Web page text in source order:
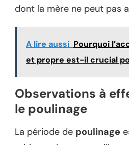
dont la mère ne peut pas
A lire aussi Pourquoi
et propre est-il crucial
Observations à
le poulinage
La période de poulinage